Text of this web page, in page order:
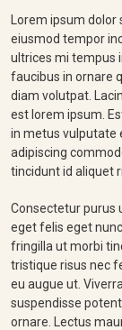
Lorem ipsum
eiusmod tempor
ultrices mi tempus
faucibus in ornare
diam volutpat.
est lorem ipsum.
in metus vulputate
adipiscing
tincidunt id aliquet
Consectetur purus
eget felis eget
fringilla ut morbi
tristique risus nec
eu augue ut.
suspendisse
ornare. Lectus